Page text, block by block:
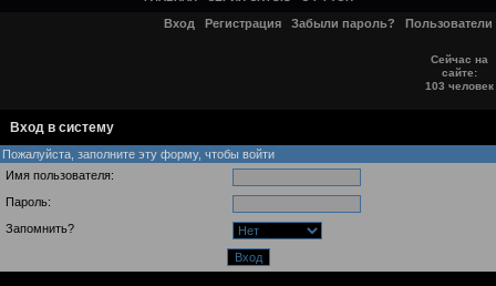
Вход Регистрация Забыли пароль? Пользователи
Сейчас на
сайте:
103 человек
Вход в систему
Пожалуйста, заполните эту форму, чтобы войти
Имя пользователя:
Пароль:
Запомнить?